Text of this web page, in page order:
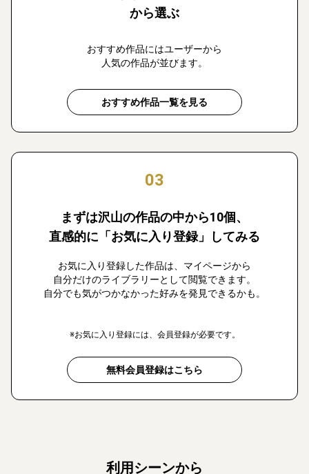
から選ぶ
おすすめ作品にはユーザーから
人気の作品が並びます。
おすすめ作品一覧を見る
03
まずは沢山の作品の中から10個、
直感的に「お気に入り登録」してみる
お気に入り登録した作品は、マイページから
自分だけのライブラリーとして閲覧できます。
自分でも気がつかなかった好みを発見できるかも。
※お気に入り登録には、会員登録が必要です。
無料会員登録はこちら
利用シーンから